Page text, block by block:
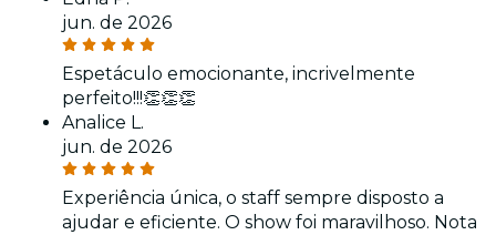
jun. de 2026
Espetáculo emocionante, incrivelmente
perfeito!!!👏👏👏
Analice L.
jun. de 2026
Experiência única, o staff sempre disposto a
ajudar e eficiente. O show foi maravilhoso. Nota